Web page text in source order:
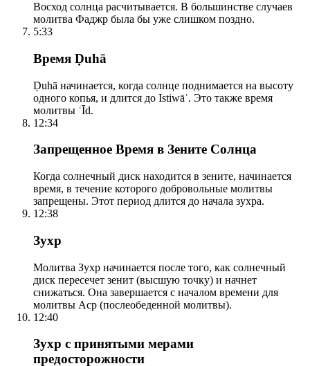
Восход солнца расчитывается. В большинстве случаев
молитва Фаджр была бы уже слишком поздно.
5:33
Время Ḍuhā
Ḍuhā начинается, когда солнце поднимается на высоту
одного копья, и длится до Istiwāʾ. Это также время
молитвы ʿĪd.
12:34
Запрещенное Время в Зените Солнца
Когда солнечный диск находится в зените, начинается
время, в течение которого добровольные молитвы
запрещены. Этот период длится до начала зухра.
12:38
Зухр
Молитва Зухр начинается после того, как солнечный
диск пересечет зенит (высшую точку) и начнет
снижаться. Она завершается с началом времени для
молитвы Аср (послеобеденной молитвы).
12:40
Зухр с принятыми мерами
предосторожности